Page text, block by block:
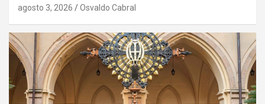
agosto 3, 2026 Osvaldo Cabral